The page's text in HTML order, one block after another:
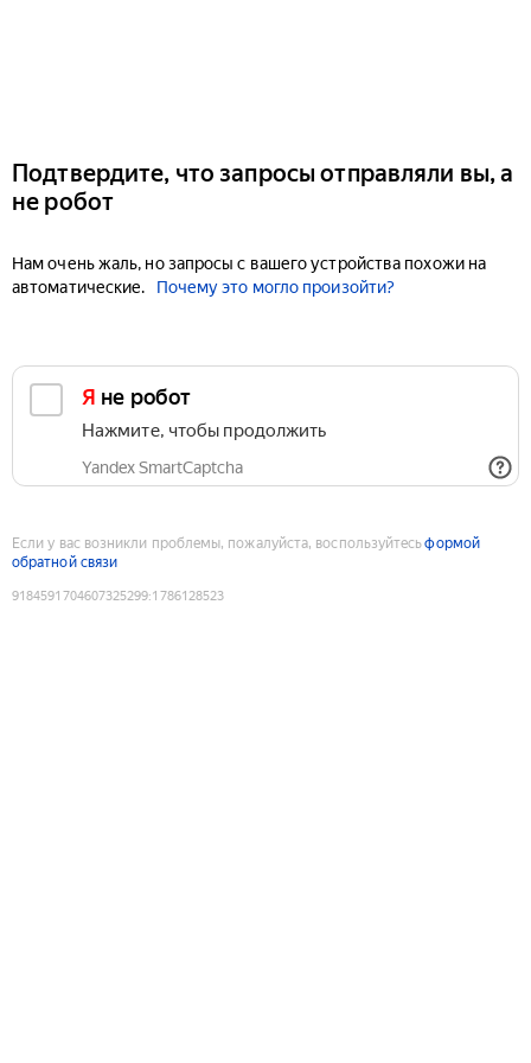
Подтвердите, что запросы отправляли вы, а
не робот
Нам очень жаль, но запросы с вашего устройства похожи на
автоматические.
Почему это могло произойти?
Я не робот
Нажмите, чтобы продолжить
Yandex SmartCaptcha
Если у вас возникли проблемы, пожалуйста, воспользуйтесьформой
обратной связи
9184591704607325299:1786128523